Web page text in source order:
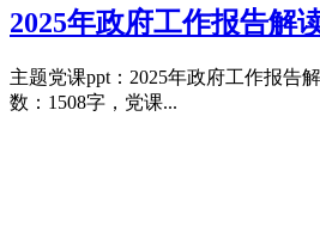
2025年政府工作报告解
主题党课ppt：2025年政府工作报告
数：1508字，党课...